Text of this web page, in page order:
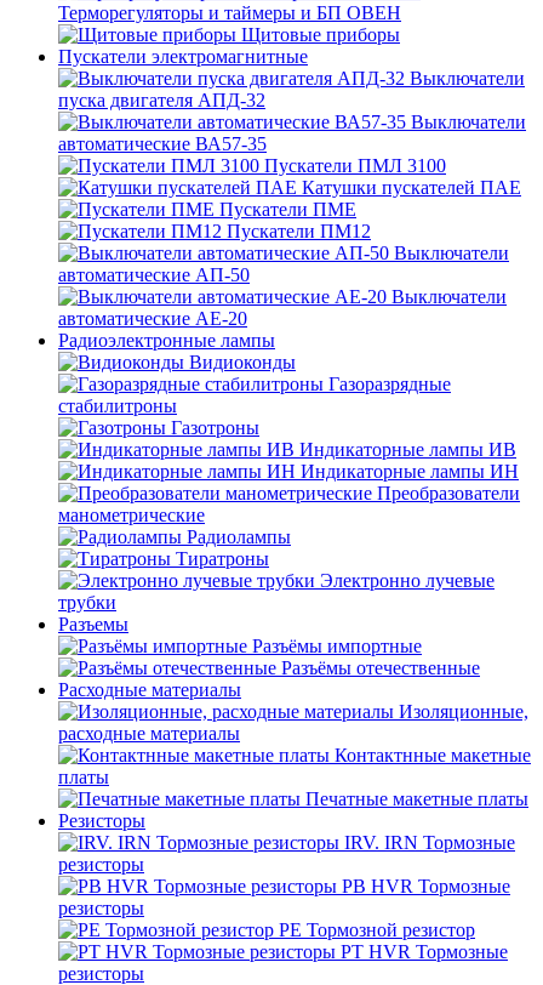
Терморегуляторы и таймеры и БП ОВЕН
Щитовые приборы
Пускатели электромагнитные
Выключатели
пуска двигателя АПД-32
Выключатели
автоматические ВА57-35
Пускатели ПМЛ 3100
Катушки пускателей ПАЕ
Пускатели ПМЕ
Пускатели ПМ12
Выключатели
автоматические АП-50
Выключатели
автоматические АЕ-20
Радиоэлектронные лампы
Видиоконды
Газоразрядные
стабилитроны
Газотроны
Индикаторные лампы ИВ
Индикаторные лампы ИН
Преобразователи
манометрические
Радиолампы
Тиратроны
Электронно лучевые
трубки
Разъемы
Разъёмы импортные
Разъёмы отечественные
Расходные материалы
Изоляционные,
расходные материалы
Контактнные макетные
платы
Печатные макетные платы
Резисторы
IRV. IRN Тормозные
резисторы
PB HVR Тормозные
резисторы
PE Тормозной резистор
PT HVR Тормозные
резисторы